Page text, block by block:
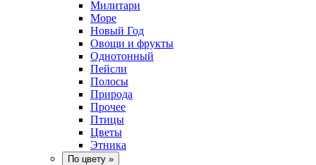
Милитари
Море
Новый Год
Овощи и фрукты
Однотонный
Пейсли
Полосы
Природа
Прочее
Птицы
Цветы
Этника
По цвету »